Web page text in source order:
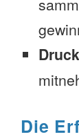
Die